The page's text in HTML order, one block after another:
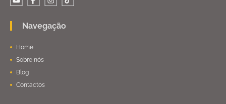
Navegação
Home
Sobre nós
Blog
Contactos